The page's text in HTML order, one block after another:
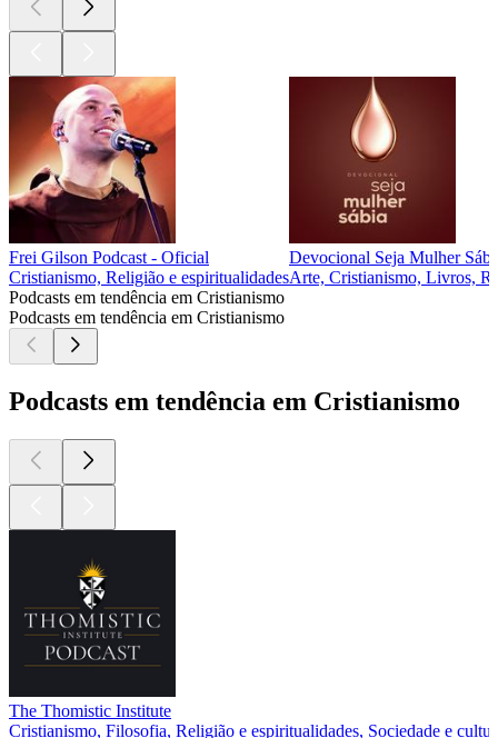
Frei Gilson Podcast - Oficial
Cristianismo, Religião e espiritualidades
Devocional Seja Mulher
Arte, Cristianismo, Livros,
Podcasts em tendência em Cristianismo
Podcasts em tendência em Cristianismo
Podcasts em tendência em Cristianismo
The Thomistic Institute
Cristianismo, Filosofia, Religião e espiritualidades, Sociedade e